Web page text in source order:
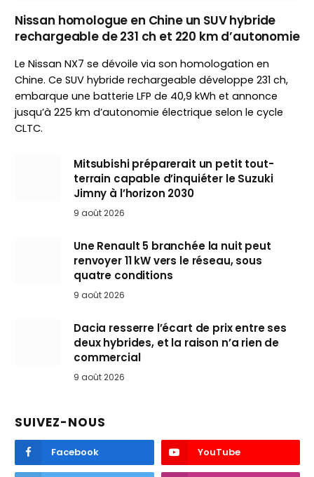
Nissan homologue en Chine un SUV hybride
rechargeable de 231 ch et 220 km d’autonomie
Le Nissan NX7 se dévoile via son homologation en
Chine. Ce SUV hybride rechargeable développe 231 ch,
embarque une batterie LFP de 40,9 kWh et annonce
jusqu’à 225 km d’autonomie électrique selon le cycle
CLTC.
Mitsubishi préparerait un petit tout-
terrain capable d’inquiéter le Suzuki
Jimny à l’horizon 2030
9 août 2026
Une Renault 5 branchée la nuit peut
renvoyer 11 kW vers le réseau, sous
quatre conditions
9 août 2026
Dacia resserre l’écart de prix entre ses
deux hybrides, et la raison n’a rien de
commercial
9 août 2026
SUIVEZ-NOUS
Facebook YouTube